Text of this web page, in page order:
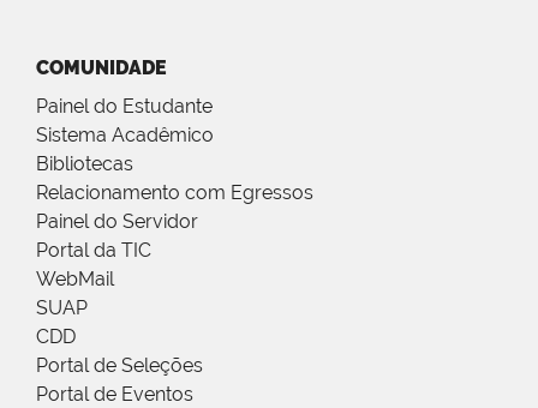
COMUNIDADE
Painel do Estudante
Sistema Acadêmico
Bibliotecas
Relacionamento com Egressos
Painel do Servidor
Portal da TIC
WebMail
SUAP
CDD
Portal de Seleções
Portal de Eventos